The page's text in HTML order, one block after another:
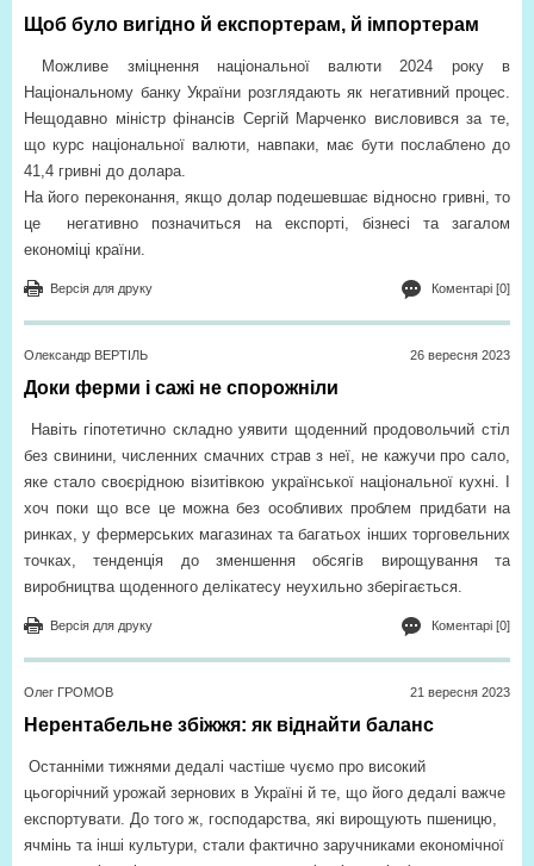
Щоб було вигідно й експортерам, й імпортерам
Можливе зміцнення національної валюти 2024 року в
Національному банку України розглядають як негативний процес.
Нещодавно міністр фінансів Сергій Марченко висловився за те,
що курс національної валюти, навпаки, має бути послаблено до
41,4 гривні до долара.
На його переконання, якщо долар подешевшає відносно гривні, то
це
негативно позначиться на експорті, бізнесі та загалом
економіці країни.
Коментарі [0]
Версія для друку
26 вересня 2023
Олександр ВЕРТІЛЬ
Доки ферми і сажі не спорожніли
Навіть гіпотетично складно уявити щоденний продовольчий стіл
без свинини, численних смачних страв з неї, не кажучи про сало,
яке стало своєрідною візитівкою української національної кухні. І
хоч поки що все це можна без особливих проблем придбати на
ринках, у фермерських магазинах та багатьох інших торговельних
точках, тенденція до зменшення обсягів вирощування та
виробництва щоденного делікатесу неухильно зберігається.
Коментарі [0]
Версія для друку
21 вересня 2023
Олег ГРОМОВ
Нерентабельне збіжжя: як віднайти баланс
Останніми тижнями дедалі частіше чуємо про високий
цьогорічний урожай зернових в Україні й те, що його дедалі важче
експортувати. До того ж, господарства, які вирощують пшеницю,
ячмінь та інші культури, стали фактично заручниками економічної